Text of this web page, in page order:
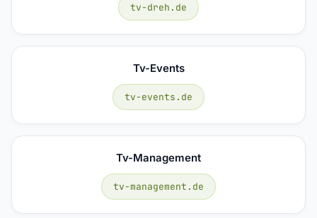
tv-dreh.de
Tv-Events
tv-events.de
Tv-Management
tv-management.de